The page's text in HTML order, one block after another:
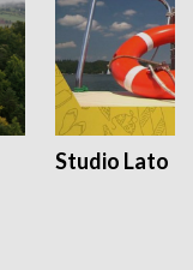
Studio Lato